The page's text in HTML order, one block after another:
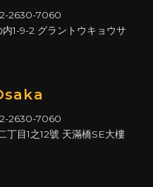
2630-7060
1-9-2 グラントウキョウサ
2630-7060
目1之12號 天滿橋SE大樓